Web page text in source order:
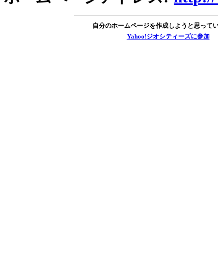
自分のホームページを作成しようと思って
Yahoo!ジオシティーズに参加